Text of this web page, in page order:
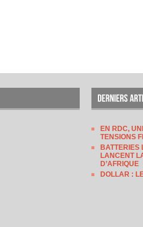
EN RDC,
TENSIONS
BATTERIES
LANCENT
D’AFRIQUE
DOLLAR :